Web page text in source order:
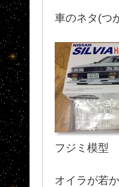
車のネタ(つ
フジミ模型
オイラが若